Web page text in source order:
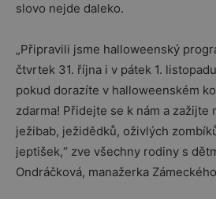
slovo nejde daleko.
„Připravili jsme halloweenský
čtvrtek 31. října i v pátek 1.
pokud dorazíte v halloweenském
zdarma! Přidejte se k nám a zažijte
ježibab, ježidědků, oživlých
jeptišek,“ zve všechny rodiny s
Ondráčková, manažerka